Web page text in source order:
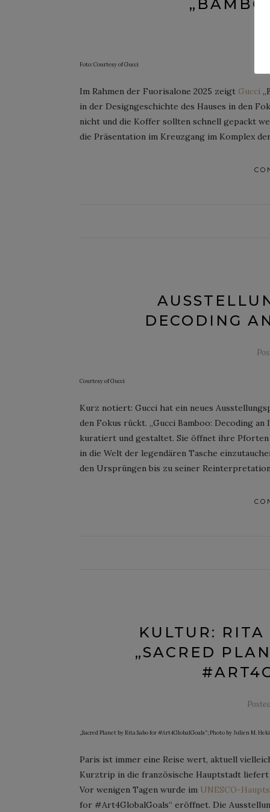
Foto: Courtesy of Gucci
Im Rahmen der Fuorisalone 2025 zeigt Gucci
in der Designgeschichte des Hauses in den
nicht und die Koffer sollten schnell gepackt
die Präsentation im Kreuzgang im Komplex
DECODING
Courtesy of Gucci
Kurz notiert: Gucci hat ein neues
den Fokus rückt. „Gucci Bamboo: Decoding
kuratiert und gestaltet. Sie öffnet ihre Pforten
in die Welt der legendären Tasche
den Ursprüngen bis zu seiner
KULTUR: RITA
„SACRED
„Sacred Planet by Rita Sabo for #Art4GlobalGoals“; Photo by Julien M.
Paris ist immer eine Reise wert, aktuell
Kurztrip in die französische Hauptstadt liefert
Vor wenigen Tagen wurde im UNESCO-
for #Art4GlobalGoals“ eröffnet. Die